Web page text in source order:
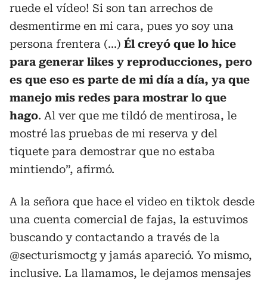
ruede el vídeo! Si son tan arrechos de
desmentirme en mi cara, pues yo soy una
persona frentera (...) Él creyó que lo hice
para generar likes y reproducciones, pero
es que eso es parte de mi día a día, ya que
manejo mis redes para mostrar lo que
hago. Al ver que me tildó de mentirosa, le
mostré las pruebas de mi reserva y del
tiquete para demostrar que no estaba
mintiendo”, afirmó.
A la señora que hace el video en tiktok desde
una cuenta comercial de fajas, la estuvimos
buscando y contactando a través de la
@secturismoctgy jamás apareció. Yo mismo,
inclusive. La llamamos, le dejamos mensajes